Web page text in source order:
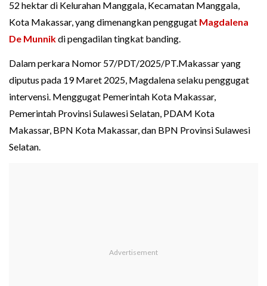
52 hektar di Kelurahan Manggala, Kecamatan Manggala,
Kota Makassar, yang dimenangkan penggugat Magdalena
De Munnikdi pengadilan tingkat banding.
Dalam perkara Nomor 57/PDT/2025/PT.Makassar yang
diputus pada 19 Maret 2025, Magdalena selaku penggugat
intervensi. Menggugat Pemerintah Kota Makassar,
Pemerintah Provinsi Sulawesi Selatan, PDAM Kota
Makassar, BPN Kota Makassar, dan BPN Provinsi Sulawesi
Selatan.